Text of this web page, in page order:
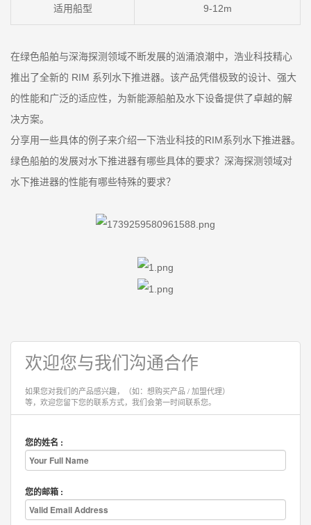
适用船型 9-12m
在绿色船舶与深海探测领域不断发展的汹涌浪潮中，浩业科技精心
推出了全新的 RIM 系列水下推进器。该产品凭借极致的设计、强大
的性能和广泛的适应性，为新能源船舶及水下设备提供了卓越的解
决方案。
分享用一些具体的例子来介绍一下浩业科技的RIM系列水下推进器。
绿色船舶的发展对水下推进器有哪些具体的要求？深海探测领域对
水下推进器的性能有哪些特殊的要求？
欢迎您与我们沟通合作
如果您对我们的产品感兴趣，（如：想购买产品 / 加盟代理）
等，欢迎您留下您的联系方式，我们会第一时间联系您。
您的姓名 :
您的邮箱 :